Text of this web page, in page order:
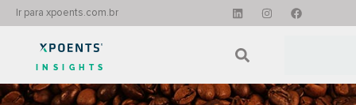
Ir para xpoents.com.br
INSIGHTS